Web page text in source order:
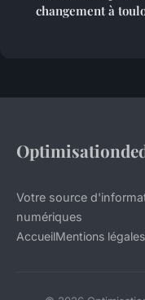
changement à
Votre source
numériques
AccueilMentions légales